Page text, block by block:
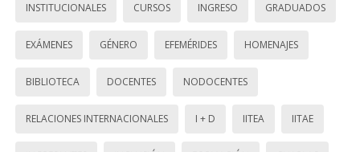
INSTITUCIONALES CURSOS INGRESO GRADUADOS
EXÁMENES GÉNERO EFEMÉRIDES HOMENAJES
BIBLIOTECA DOCENTES NODOCENTES
RELACIONES INTERNACIONALES I + D IITEA IITAE